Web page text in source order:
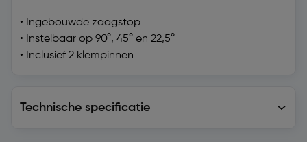
• Ingebouwde zaagstop
• Instelbaar op 90°, 45° en 22,5°
• Inclusief 2 klempinnen
Technische specificatie